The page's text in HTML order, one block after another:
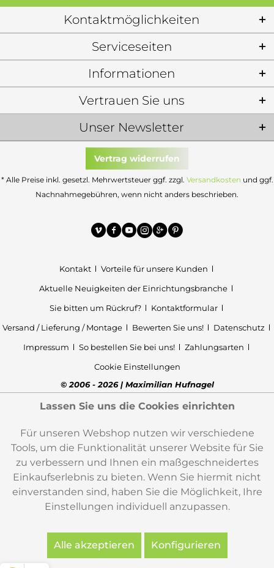
Kontaktmöglichkeiten
Serviceseiten
Informationen
Unser Newsletter
Vertrauen Sie uns
Vertrag widerrufen
* Alle Preise inkl. gesetzl. Mehrwertsteuer ggf. zzgl. Versandkosten und ggf.
Nachnahmegebühren, wenn nicht anders beschrieben.
Kontakt
Vorteile für unsere Kunden
Aktuelle Neuigkeiten der Einrichtungsbranche
Sie bitten um Rückruf?
Kontaktformular
Versand / Lieferung / Montage
Bewerten Sie uns!
Datenschutz
Impressum
So bestellen Sie bei uns!
Zahlungsarten
Cookie Einstellungen
© 2006 - 2026 | Maximilian Hufnagel
Lassen Sie uns die Cookies einrichten
Für unseren Webshop nutzen wir verschiedene
Tools, um die Funktionalität unserer Website für Sie
zu verbessern und Ihnen ein maßgeschneidertes
Einkaufserlebnis zu bieten. Wenn Sie hiermit nicht
einverstanden sind, haben Sie die Möglichkeit, Ihre
Einstellungen individuell anzupassen.
Alle akzeptieren Konfigurieren